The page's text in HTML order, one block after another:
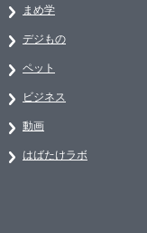
まめ学
デジもの
ペット
ビジネス
動画
はばたけラボ